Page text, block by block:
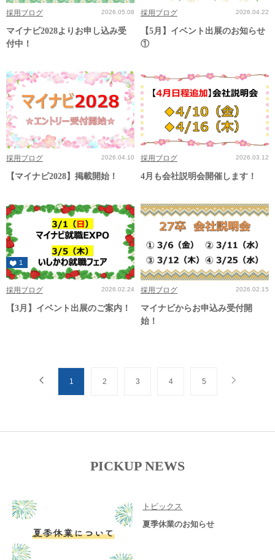
採用ブログ 2026.05.08
マイナビ2028よりお申し込み受
付中！
採用ブログ 2026.04.22
【5月】イベント出展のお知らせ
①
採用ブログ 2026.04.10
【マイナビ2028】掲載開始！
採用ブログ 2026.03.12
4月も会社説明会開催します！
1
採用ブログ 2026.02.24
【3月】イベント出展のご案内！
採用ブログ 2026.02.15
マイナビからお申込み受付開
始！
1 2 3 4 5
PICKUP NEWS
トピックス
夏季休業のお知らせ